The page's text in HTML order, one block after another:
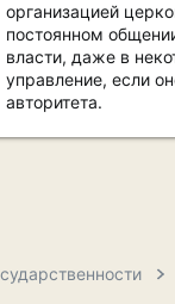
организацией
постоянном
власти, даже в
управление, если
авторитета.